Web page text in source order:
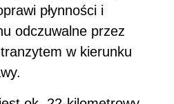
płynności i
odczuwalne przez
w kierunku